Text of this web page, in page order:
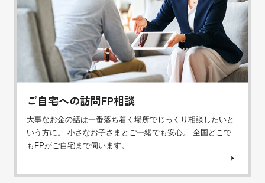
ご自宅への訪問FP相談
大事なお金の話は一番落ち着く場所でじっくり相談したいと
いう方に。 小さなお子さまとご一緒でも安心。 全国どこで
もFPがご自宅まで伺います。